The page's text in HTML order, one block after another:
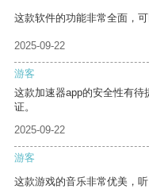
这款软件的功能非常全面，可
2025-09-22
游客
这款加速器app的安全性有
证。
2025-09-22
游客
这款游戏的音乐非常优美，听